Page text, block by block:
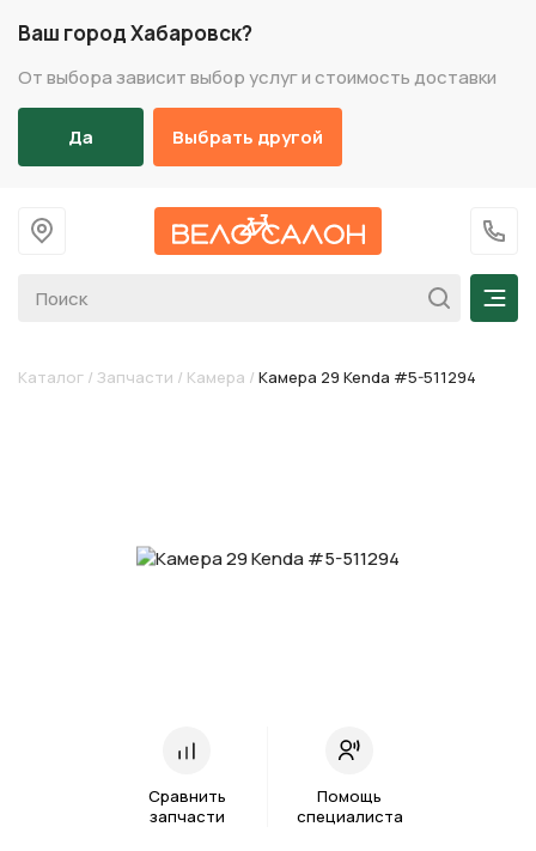
Ваш город Хабаровск?
От выбора зависит выбор услуг и стоимость доставки
Да Выбрать другой
На главную
+7
Каталог / Запчасти / Камера / Камера 29 Kenda #5-511294
Сравнить
запчасти
Помощь
специалиста